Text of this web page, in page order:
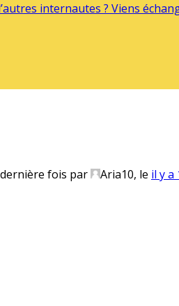
internautes ? Viens
fois par Aria10, le il y a